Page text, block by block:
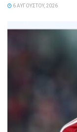
6 ΑΥΓΟΎΣΤΟΥ, 2026